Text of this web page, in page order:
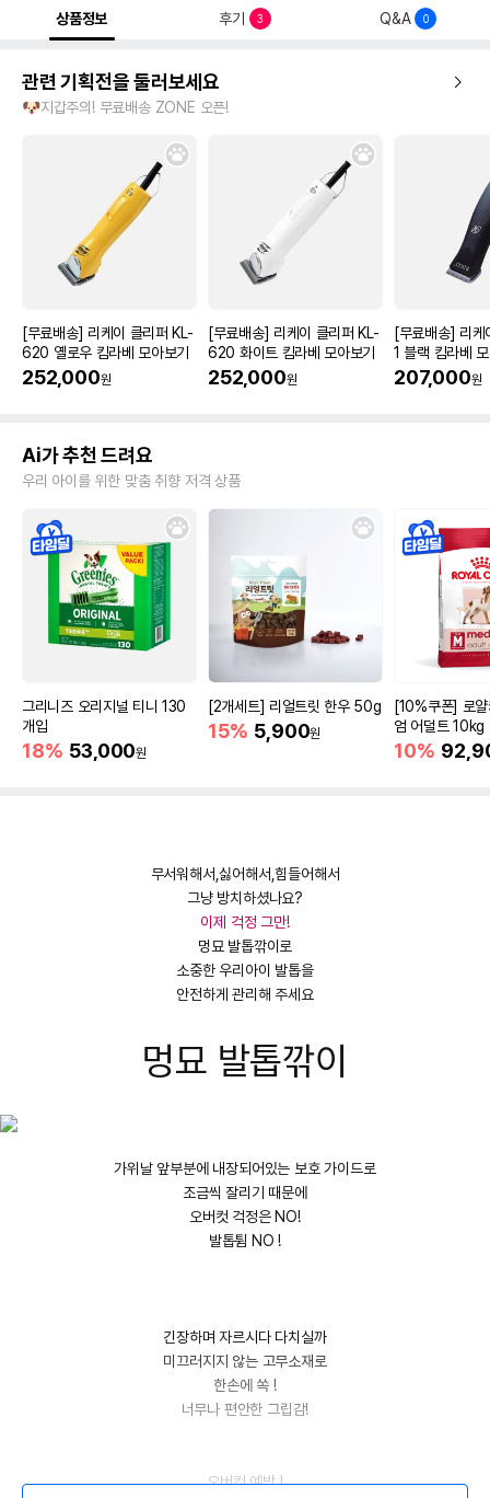
상품정보 후기 3 Q&A 0
관련 기획전을 둘러보세요
🐶지갑주의! 무료배송 ZONE 오픈!
[무료배송] 리케이 클리퍼 KL-
620 옐로우 킴라베 모아보기
252,000원
[무료배송] 리케이 클리퍼 KL-
620 화이트 킴라베 모아보기
252,000원
[무료배송] 리
1 블랙 킴라베
207,000원
Ai가 추천 드려요
우리 아이를 위한 맞춤 취향 저격 상품
그리니즈 오리지널 티니 130
개입
18% 53,000원
[2개세트] 리얼트릿 한우 50g
15% 5,900원
[10%쿠폰] 로
엄 어덜트 10kg
증진
10%
무서워해서,싫어해서,힘들어해서
그냥 방치하셨나요?
이제 걱정 그만!
멍묘 발톱깎이로
소중한 우리아이 발톱을
안전하게 관리해 주세요
멍묘 발톱깎이
가위날 앞부분에 내장되어있는 보호 가이드로
조금씩 잘리기 때문에
오버컷 걱정은 NO!
발톱튐 NO !
긴장하며 자르시다 다치실까
미끄러지지 않는 고무소재로
한손에 쏙 !
너무나 편안한 그립감!
오버컷 예방 !